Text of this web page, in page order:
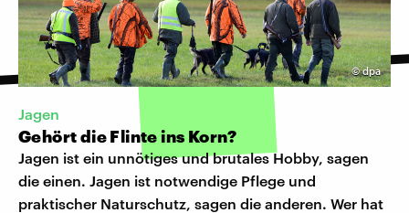
©dpa
Jagen
Gehört die Flinte ins Korn?
Jagen ist ein unnötiges und brutales Hobby, sagen
die einen. Jagen ist notwendige Pflege und
praktischer Naturschutz, sagen die anderen. Wer hat